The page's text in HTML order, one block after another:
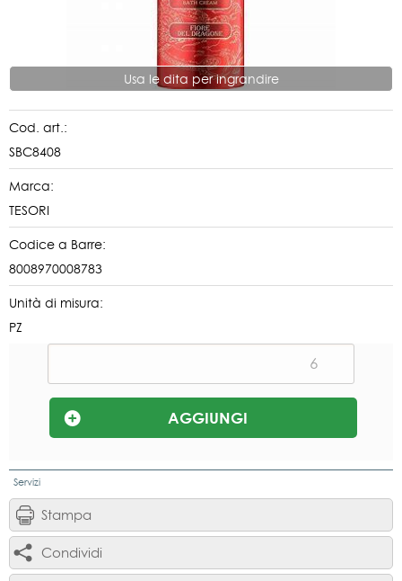
Usa le dita per ingrandire
Cod. art.:
SBC8408
Marca:
TESORI
Codice a Barre:
8008970008783
Unità di misura:
PZ
Servizi
Stampa
Condividi